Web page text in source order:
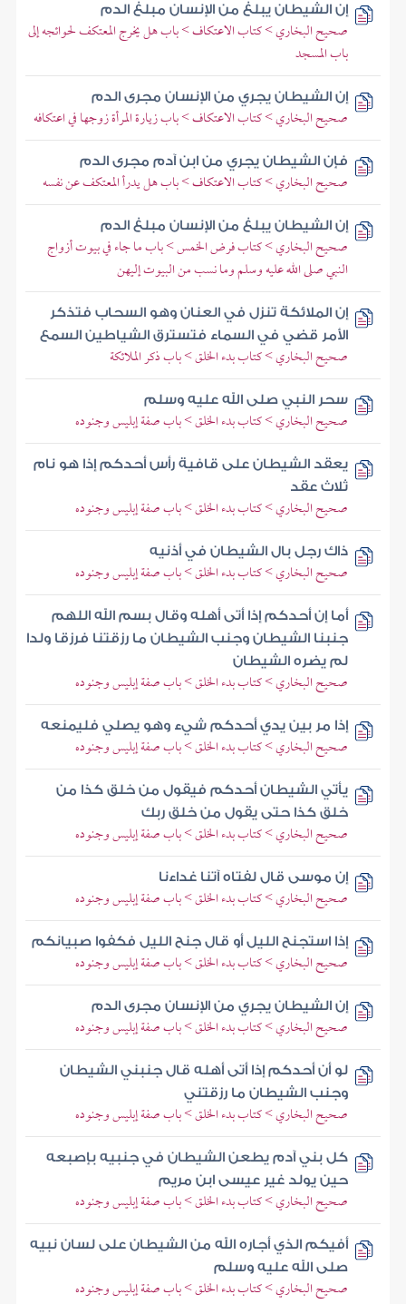
إن الشيطان يبلغ من الإنسان مبلغ الدم
صحيح البخاري > كتاب الاعتكاف > باب هل يخرج المعتكف لحوائجه إلى
باب المسجد
إن الشيطان يجري من الإنسان مجرى الدم
صحيح البخاري > كتاب الاعتكاف > باب زيارة المرأة زوجها في اعتكافه
فإن الشيطان يجري من ابن آدم مجرى الدم
صحيح البخاري > كتاب الاعتكاف > باب هل يدرأ المعتكف عن نفسه
إن الشيطان يبلغ من الإنسان مبلغ الدم
صحيح البخاري > كتاب فرض الخمس > باب ما جاء في بيوت أزواج
النبي صلى الله عليه وسلم وما نسب من البيوت إليهن
إن الملائكة تنزل في العنان وهو السحاب فتذكر
الأمر قضي في السماء فتسترق الشياطين السمع
صحيح البخاري > كتاب بدء الخلق > باب ذكر الملائكة
سحر النبي صلى الله عليه وسلم
صحيح البخاري > كتاب بدء الخلق > باب صفة إبليس وجنوده
يعقد الشيطان على قافية رأس أحدكم إذا هو نام
ثلاث عقد
صحيح البخاري > كتاب بدء الخلق > باب صفة إبليس وجنوده
ذاك رجل بال الشيطان في أذنيه
صحيح البخاري > كتاب بدء الخلق > باب صفة إبليس وجنوده
أما إن أحدكم إذا أتى أهله وقال بسم الله اللهم
جنبنا الشيطان وجنب الشيطان ما رزقتنا فرزقا ولدا
لم يضره الشيطان
صحيح البخاري > كتاب بدء الخلق > باب صفة إبليس وجنوده
إذا مر بين يدي أحدكم شيء وهو يصلي فليمنعه
صحيح البخاري > كتاب بدء الخلق > باب صفة إبليس وجنوده
يأتي الشيطان أحدكم فيقول من خلق كذا من
خلق كذا حتى يقول من خلق ربك
صحيح البخاري > كتاب بدء الخلق > باب صفة إبليس وجنوده
إن موسى قال لفتاه آتنا غداءنا
صحيح البخاري > كتاب بدء الخلق > باب صفة إبليس وجنوده
إذا استجنح الليل أو قال جنح الليل فكفوا صبيانكم
صحيح البخاري > كتاب بدء الخلق > باب صفة إبليس وجنوده
إن الشيطان يجري من الإنسان مجرى الدم
صحيح البخاري > كتاب بدء الخلق > باب صفة إبليس وجنوده
لو أن أحدكم إذا أتى أهله قال جنبني الشيطان
وجنب الشيطان ما رزقتني
صحيح البخاري > كتاب بدء الخلق > باب صفة إبليس وجنوده
كل بني آدم يطعن الشيطان في جنبيه بإصبعه
حين يولد غير عيسى ابن مريم
صحيح البخاري > كتاب بدء الخلق > باب صفة إبليس وجنوده
أفيكم الذي أجاره الله من الشيطان على لسان نبيه
صلى الله عليه وسلم
صحيح البخاري > كتاب بدء الخلق > باب صفة إبليس وجنوده